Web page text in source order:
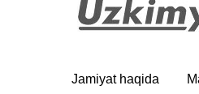
Jamiyat haqida